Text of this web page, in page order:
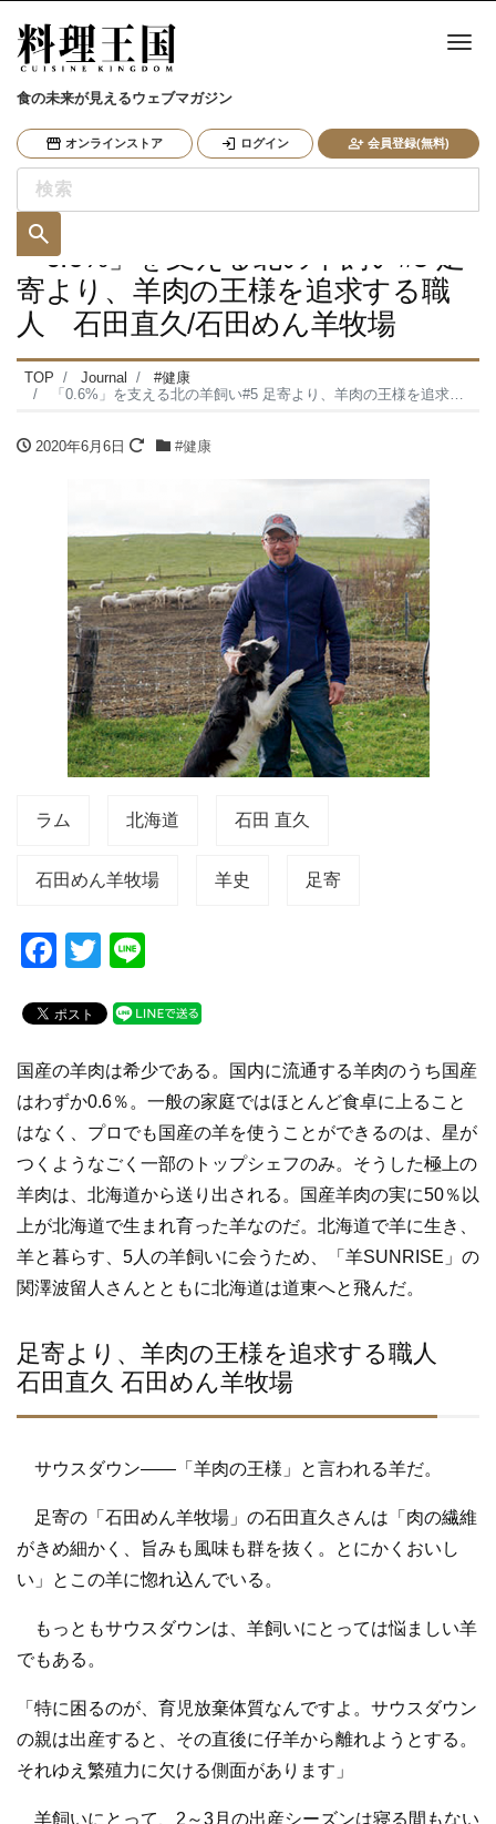
食の未来が見えるウェブマガジン
オンラインストア ログイン 会員登録(無料)
ナ
「0.6%」を支える北の羊飼い#5 足
寄より、羊肉の王様を追求する職
人 石田直久/石田めん羊牧場
TOP Journal
#健康
「0.6%」を支える北の羊飼い#5 足寄より、羊肉の王様を追求する職人 石田直久/石田めん羊牧場
2020年6月6日 #健康
ラム 北海道 石田 直久
石田めん羊牧場 羊史 足寄
F
c
e
b
o
o
k
T
tt
er
e
国産の羊肉は希少である。国内に流通する羊肉のうち国産
はわずか0.6％。一般の家庭ではほとんど食卓に上ること
はなく、プロでも国産の羊を使うことができるのは、星が
つくようなごく一部のトップシェフのみ。そうした極上の
羊肉は、北海道から送り出される。国産羊肉の実に50％以
上が北海道で生まれ育った羊なのだ。北海道で羊に生き、
羊と暮らす、5人の羊飼いに会うため、「羊SUNRISE」の
関澤波留人さんとともに北海道は道東へと飛んだ。
足寄より、羊肉の王様を追求する職人
石田直久 石田めん羊牧場
サウスダウン――「羊肉の王様」と言われる羊だ。
足寄の「石田めん羊牧場」の石田直久さんは「肉の繊維
がきめ細かく、旨みも風味も群を抜く。とにかくおいし
い」とこの羊に惚れ込んでいる。
もっともサウスダウンは、羊飼いにとっては悩ましい羊
でもある。
「特に困るのが、育児放棄体質なんですよ。サウスダウン
の親は出産すると、その直後に仔羊から離れようとする。
それゆえ繁殖力に欠ける側面があります」
羊飼いにとって、2～3月の出産シーズンは寝る間もない